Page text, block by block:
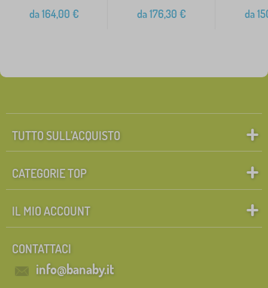
da164,00 € da176,30 € da
TUTTO SULL’ACQUISTO
CATEGORIE TOP
IL MIO ACCOUNT
CONTATTACI
info@banaby.it